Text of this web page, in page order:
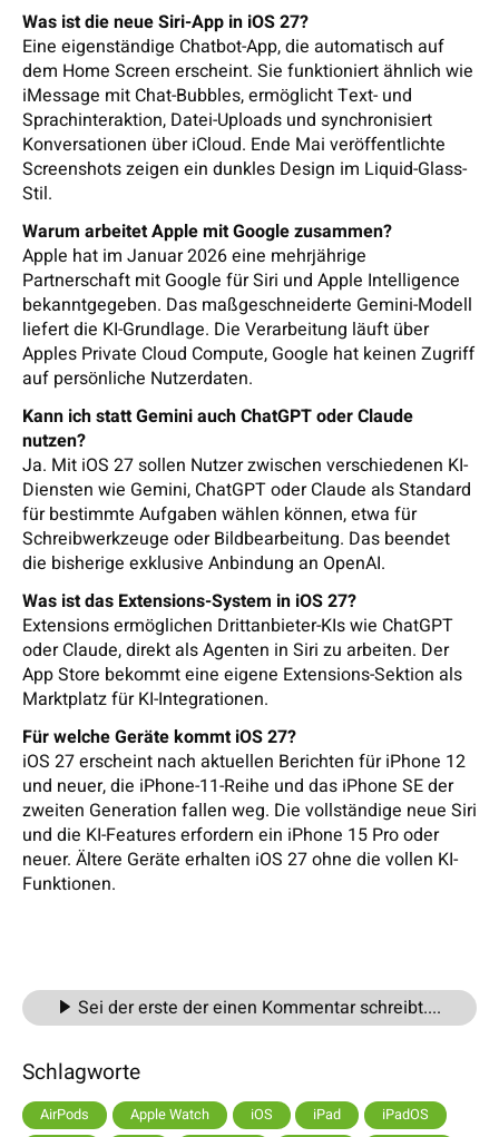
Was ist die neue Siri-App in iOS 27?
Eine eigenständige Chatbot-App, die automatisch auf
dem Home Screen erscheint. Sie funktioniert ähnlich wie
iMessage mit Chat-Bubbles, ermöglicht Text- und
Sprachinteraktion, Datei-Uploads und synchronisiert
Konversationen über iCloud. Ende Mai veröffentlichte
Screenshots zeigen ein dunkles Design im Liquid-Glass-
Stil.
Warum arbeitet Apple mit Google zusammen?
Apple hat im Januar 2026 eine mehrjährige
Partnerschaft mit Google für Siri und Apple Intelligence
bekanntgegeben. Das maßgeschneiderte Gemini-Modell
liefert die KI-Grundlage. Die Verarbeitung läuft über
Apples Private Cloud Compute, Google hat keinen Zugriff
auf persönliche Nutzerdaten.
Kann ich statt Gemini auch ChatGPT oder Claude
nutzen?
Ja. Mit iOS 27 sollen Nutzer zwischen verschiedenen KI-
Diensten wie Gemini, ChatGPT oder Claude als Standard
für bestimmte Aufgaben wählen können, etwa für
Schreibwerkzeuge oder Bildbearbeitung. Das beendet
die bisherige exklusive Anbindung an OpenAI.
Was ist das Extensions-System in iOS 27?
Extensions ermöglichen Drittanbieter-KIs wie ChatGPT
oder Claude, direkt als Agenten in Siri zu arbeiten. Der
App Store bekommt eine eigene Extensions-Sektion als
Marktplatz für KI-Integrationen.
Für welche Geräte kommt iOS 27?
iOS 27 erscheint nach aktuellen Berichten für iPhone 12
und neuer, die iPhone-11-Reihe und das iPhone SE der
zweiten Generation fallen weg. Die vollständige neue Siri
und die KI-Features erfordern ein iPhone 15 Pro oder
neuer. Ältere Geräte erhalten iOS 27 ohne die vollen KI-
Funktionen.
Sei der erste der einen Kommentar schreibt....
Schlagworte
AirPods Apple Watch iOS iPad
iPadOS